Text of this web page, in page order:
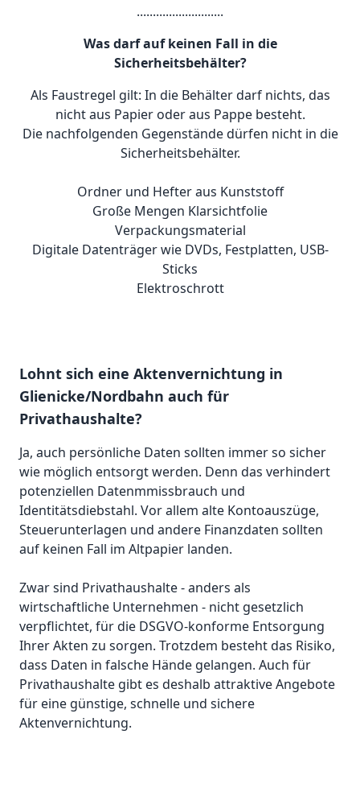
...........................
Was darf auf keinen Fall in die
Sicherheitsbehälter?
Als Faustregel gilt: In die Behälter darf nichts, das
nicht aus Papier oder aus Pappe besteht.
Die nachfolgenden Gegenstände dürfen nicht in die
Sicherheitsbehälter.
Ordner und Hefter aus Kunststoff
Große Mengen Klarsichtfolie
Verpackungsmaterial
Digitale Datenträger wie DVDs, Festplatten, USB-
Sticks
Elektroschrott
Lohnt sich eine Aktenvernichtung in
Glienicke/Nordbahn auch für
Privathaushalte?
Ja, auch persönliche Daten sollten immer so sicher
wie möglich entsorgt werden. Denn das verhindert
potenziellen Datenmmissbrauch und
Identitätsdiebstahl. Vor allem alte Kontoauszüge,
Steuerunterlagen und andere Finanzdaten sollten
auf keinen Fall im Altpapier landen.
Zwar sind Privathaushalte - anders als
wirtschaftliche Unternehmen - nicht gesetzlich
verpflichtet, für die DSGVO-konforme Entsorgung
Ihrer Akten zu sorgen. Trotzdem besteht das Risiko,
dass Daten in falsche Hände gelangen. Auch für
Privathaushalte gibt es deshalb attraktive Angebote
für eine günstige, schnelle und sichere
Aktenvernichtung.